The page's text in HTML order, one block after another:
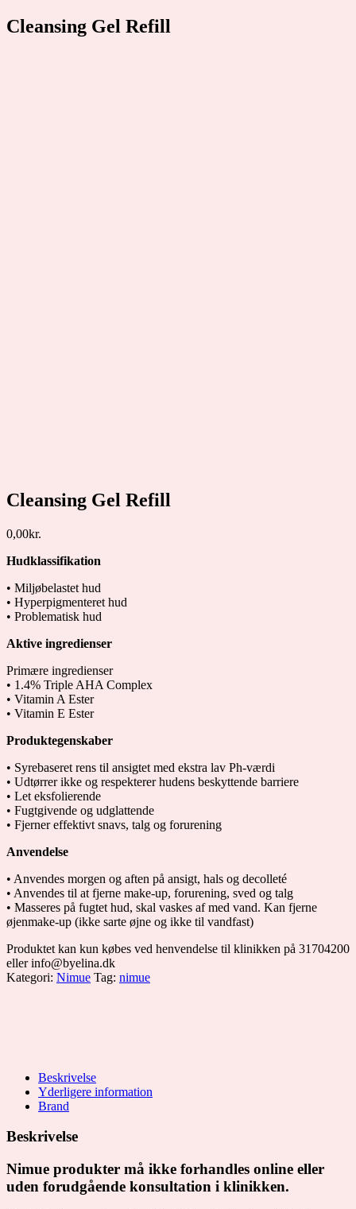
Skip
to
Cleansing Gel Refill
Cleansing Gel Refill
0,00kr.
Hudklassifikation
• Miljøbelastet hud
• Hyperpigmenteret hud
• Problematisk hud
Aktive ingredienser
Primære ingredienser
• 1.4% Triple AHA Complex
• Vitamin A Ester
• Vitamin E Ester
Produktegenskaber
• Syrebaseret rens til ansigtet med ekstra lav Ph-værdi
• Udtørrer ikke og respekterer hudens beskyttende barriere
• Let eksfolierende
• Fugtgivende og udglattende
• Fjerner effektivt snavs, talg og forurening
Anvendelse
• Anvendes morgen og aften på ansigt, hals og decolleté
• Anvendes til at fjerne make-up, forurening, sved og talg
• Masseres på fugtet hud, skal vaskes af med vand. Kan fjerne
øjenmake-up (ikke sarte øjne og ikke til vandfast)
Produktet kan kun købes ved henvendelse til klinikken på 31704200
eller info@byelina.dk
Kategori: Nimue Tag: nimue
Beskrivelse
Yderligere information
Brand
Beskrivelse
Nimue produkter må ikke forhandles online eller
uden forudgående konsultation i klinikken.